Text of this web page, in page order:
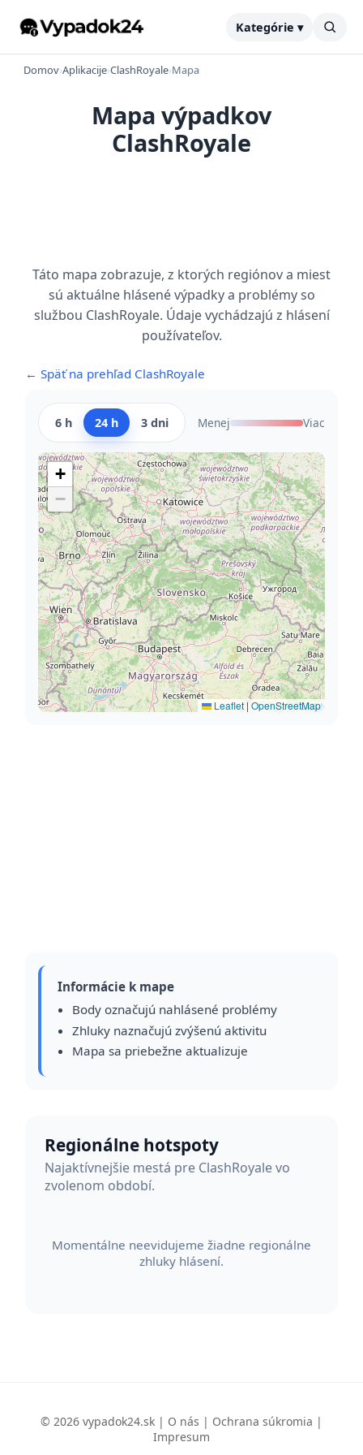
Kategórie ▾
Domov›Aplikacije›ClashRoyale›Mapa
Mapa výpadkov
ClashRoyale
Táto mapa zobrazuje, z ktorých regiónov a miest
sú aktuálne hlásené výpadky a problémy so
službou ClashRoyale. Údaje vychádzajú z hlásení
používateľov.
← Späť na prehľad ClashRoyale
6 h 24 h 3 dni Menej Viac
+
−
Leaflet | OpenStreetMap
Informácie k mape
Body označujú nahlásené problémy
Zhluky naznačujú zvýšenú aktivitu
Mapa sa priebežne aktualizuje
Regionálne hotspoty
Najaktívnejšie mestá pre ClashRoyale vo
zvolenom období.
Momentálne neevidujeme žiadne regionálne
zhluky hlásení.
© 2026 vypadok24.sk | O nás | Ochrana súkromia |
Impresum